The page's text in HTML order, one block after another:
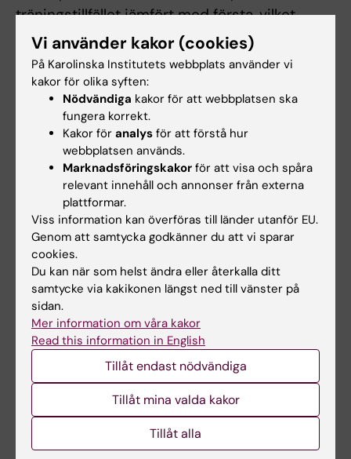
träningstillfället jämfört med första, vilket
tyder på att träningen kan ha satt andra
långvariga spår.
Enligt Maléne Lindholm är studien framförallt
viktig för den grundläggande förståelse av hur
muskler fungerar och hur vi anpassar oss till
uthållighetsträning.
– Resultaten kan också bidra till framtida
optimering av träningseffekter hos olika
individer. I förlängningen kan man också tänka
sig en betydelse för möjligheterna att
förhindra hjärt- och kärlsjukdom och för
utvecklingen av nya mer exakta läkemedel för
människor som inte kan utföra fysisk aktivitet,
säger hon.
Studien är finansierad av: Centrum för
Idrottsforskning, Karolinska Institutet och Knut
och Alice Wallenberg Foundation
Publikation
Vi använder kakor (cookies)
På Karolinska Institutets webbplats använder vi
kakor för olika syften:
Nödvändiga kakor för att webbplatsen ska
fungera korrekt.
Kakor för analys för att förstå hur
webbplatsen används.
Marknadsföringskakor för att visa och spåra
relevant innehåll och annonser från externa
plattformar.
Viss information kan överföras till länder utanför EU.
Genom att samtycka godkänner du att vi sparar
cookies.
Du kan när som helst ändra eller återkalla ditt
samtycke via kakikonen längst ned till vänster på
sidan.
Mer information om våra kakor
Read this information in English
Tillåt endast nödvändiga
Tillåt mina valda kakor
Tillåt alla